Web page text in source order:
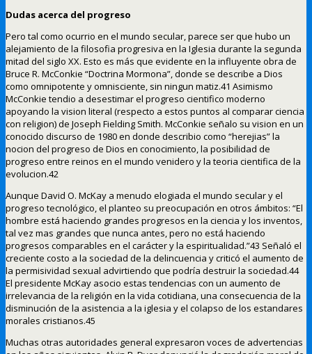
Dudas acerca del progreso
Pero tal como ocurrio en el mundo secular, parece ser que hubo un
alejamiento de la filosofia progresiva en la Iglesia durante la segunda
mitad del siglo XX. Esto es más que evidente en la influyente obra de
Bruce R. McConkie “Doctrina Mormona”, donde se describe a Dios
como omnipotente y omnisciente, sin ningun matiz.41 Asimismo
McConkie tendio a desestimar el progreso cientifico moderno
apoyando la vision literal (respecto a estos puntos al comparar ciencia
con religion) de Joseph Fielding Smith. McConkie señalo su vision en un
conocido discurso de 1980 en donde describio como “herejias” la
nocion del progreso de Dios en conocimiento, la posibilidad de
progreso entre reinos en el mundo venidero y la teoria cientifica de la
evolucion.42
Aunque David O. McKay a menudo elogiada el mundo secular y el
progreso tecnológico, el planteo su preocupación en otros ámbitos: “El
hombre está haciendo grandes progresos en la ciencia y los inventos,
tal vez mas grandes que nunca antes, pero no está haciendo
progresos comparables en el carácter y la espiritualidad.”43 Señaló el
creciente costo a la sociedad de la delincuencia y criticó el aumento de
la permisividad sexual advirtiendo que podría destruir la sociedad.44
El presidente McKay asocio estas tendencias con un aumento de
irrelevancia de la religión en la vida cotidiana, una consecuencia de la
disminución de la asistencia a la iglesia y el colapso de los estandares
morales cristianos.45
Muchas otras autoridades general expresaron voces de advertencias